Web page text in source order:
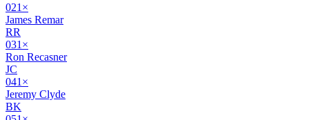
021 ×
James Remar
RR
031 ×
Ron Recasner
JC
041 ×
Jeremy Clyde
BK